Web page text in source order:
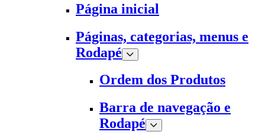
Página inicial
Páginas, categorias, menus e
Rodapé
Ordem dos Produtos
Barra de navegação e
Rodapé